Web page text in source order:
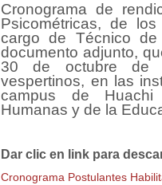
Cronograma de
Psicométricas, de
cargo de Técnico
documento adjunto,
30 de octubre de
vespertinos, en las
campus de
Humanas y de la
Dar clic en link para
Cronograma Postulantes